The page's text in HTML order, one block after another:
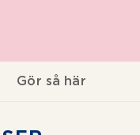
Gör så här